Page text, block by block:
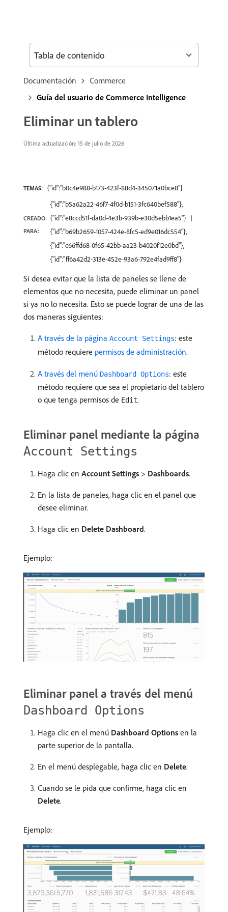
Documentación
Commerce
Guía del usuario de Commerce Intelligence
Eliminar un tablero
Última actualización: 15 de julio de 2026
TEMAS: {"id":"b0c4e988-b173-423f-88d4-345071a0bce8"}
CREADO
PARA:
{"id":"b5a62a22-46f7-4f0d-b151-3fc640bef588"},
{"id":"e8ccd51f-da0d-4e3b-939b-e30d5ebb1ea5"}
{"id":"b69b2659-1057-424e-8fc5-ed9e016dc554"},
{"id":"c66ffd68-0f65-42bb-aa23-b4020f12e0bd"},
{"id":"ff6a42d2-313e-452e-93a6-792e4fad9ff8"}
Si desea evitar que la lista de paneles se llene de
elementos que no necesita, puede eliminar un panel
si ya no lo necesita. Esto se puede lograr de una de las
dos maneras siguientes:
A través de la página Account Settings: este
método requiere permisos de administración.
A través del menú Dashboard Options: este
método requiere que sea el propietario del tablero
o que tenga permisos de Edit.
Eliminar panel mediante la página
Account Settings
Haga clic en Account Settings > Dashboards.
En la lista de paneles, haga clic en el panel que
desee eliminar.
Haga clic en Delete Dashboard.
Ejemplo:
Eliminar panel a través del menú
Dashboard Options
Haga clic en el menú Dashboard Options en la
parte superior de la pantalla.
En el menú desplegable, haga clic en Delete.
Cuando se le pida que confirme, haga clic en
Delete.
Ejemplo:
Tabla de contenido